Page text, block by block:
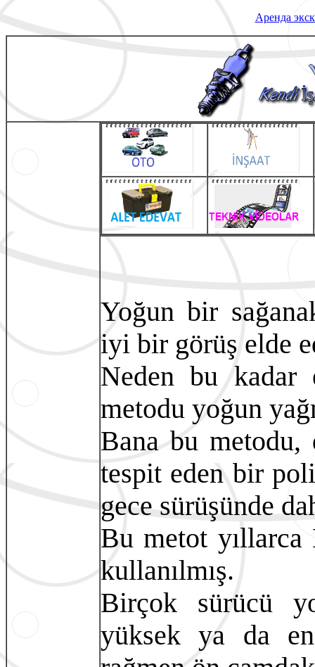
Аренда
Yoğun bir
iyi bir görüş elde
Neden bu kadar
metodu yoğun
Bana bu metodu,
tespit eden bir
gece sürüşünde
Bu metot yıllarca
kullanılmış.
Birçok sürücü
yüksek ya da en